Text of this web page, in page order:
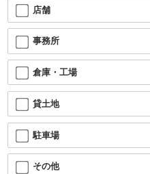
店舗
事務所
倉庫・工場
貸土地
駐車場
その他